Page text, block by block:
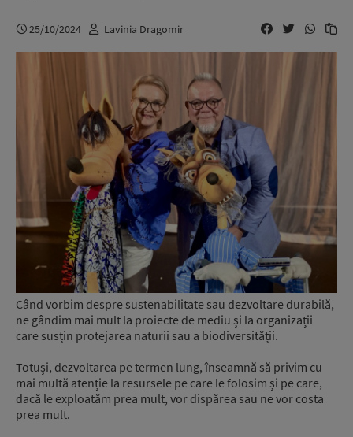
25/10/2024 Lavinia Dragomir
Când vorbim despre sustenabilitate sau dezvoltare durabilă,
ne gândim mai mult la proiecte de mediu și la organizații
care susțin protejarea naturii sau a biodiversității.
Totuși, dezvoltarea pe termen lung, înseamnă să privim cu
mai multă atenție la resursele pe care le folosim și pe care,
dacă le exploatăm prea mult, vor dispărea sau ne vor costa
prea mult.